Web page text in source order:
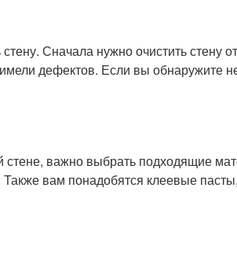
Сначала нужно очистить стену
дефектов. Если вы обнаружите
стене, важно выбрать подходящие
Также вам понадобятся клеевые